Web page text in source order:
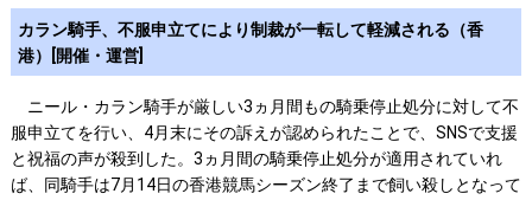
カラン騎手、不服申立てにより制裁が一転して軽減される（香
港）[開催・運営]
ニール・カラン騎手が厳しい3ヵ月間もの騎乗停止処分に対して不
服申立てを行い、4月末にその訴えが認められたことで、SNSで支援
と祝福の声が殺到した。3ヵ月間の騎乗停止処分が適用されていれ
ば、同騎手は7月14日の香港競馬シーズン終了まで飼い殺しとなって